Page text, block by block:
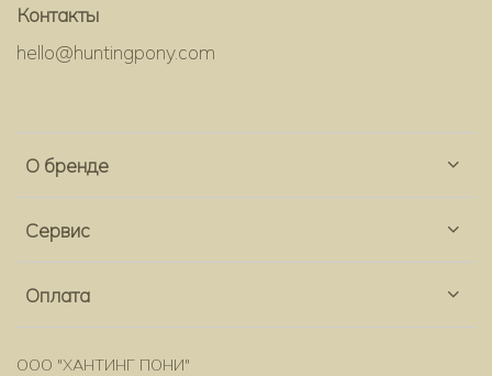
О бренде
Сервис
Оплата
Контакты
hello@huntingpony.com
ООО "ХАНТИНГ ПОНИ"